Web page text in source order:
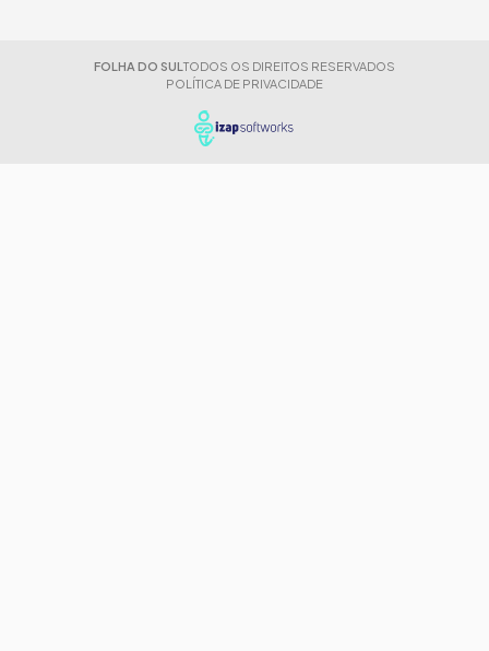
FOLHA DO SUL TODOS OS DIREITOS RESERVADOS
POLÍTICA DE PRIVACIDADE